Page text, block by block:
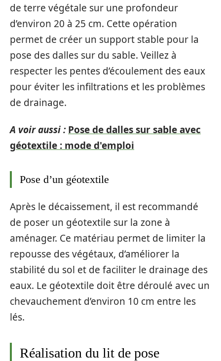
de terre végétale sur une profondeur
d’environ 20 à 25 cm. Cette opération
permet de créer un support stable pour la
pose des dalles sur du sable. Veillez à
respecter les pentes d’écoulement des eaux
pour éviter les infiltrations et les problèmes
de drainage.
A voir aussi : Pose de dalles sur sable avec
géotextile : mode d'emploi
Pose d’un géotextile
Après le décaissement, il est recommandé
de poser un géotextile sur la zone à
aménager. Ce matériau permet de limiter la
repousse des végétaux, d’améliorer la
stabilité du sol et de faciliter le drainage des
eaux. Le géotextile doit être déroulé avec un
chevauchement d’environ 10 cm entre les
lés.
Réalisation du lit de pose